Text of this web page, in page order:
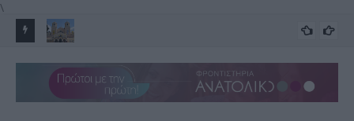
\
Σήμερα η λιτάνευση της ιεράς εικόνας
FEATURED